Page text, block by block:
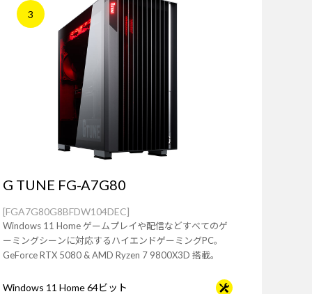
3
G TUNE FG-A7G80
[FGA7G80G8BFDW104DEC]
Windows 11 Home ゲームプレイや配信などすべてのゲ
ーミングシーンに対応するハイエンドゲーミングPC。
GeForce RTX 5080 & AMD Ryzen 7 9800X3D 搭載。
Windows 11 Home 64ビット